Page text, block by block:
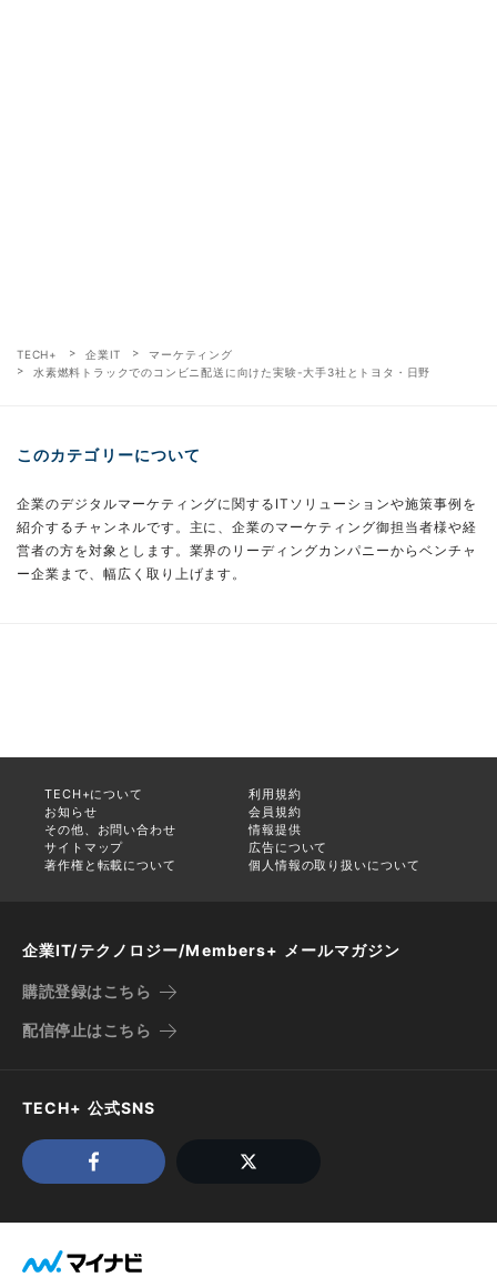
TECH+ 企業IT
マーケティング
水素燃料トラックでのコンビニ配送に向けた実験-大手3社とトヨタ・日野
このカテゴリーについて
企業のデジタルマーケティングに関するITソリューションや施策事例を
紹介するチャンネルです。主に、企業のマーケティング御担当者様や経
営者の方を対象とします。業界のリーディングカンパニーからベンチャ
ー企業まで、幅広く取り上げます。
TECH+について
利用規約
お知らせ
会員規約
その他、お問い合わせ
情報提供
サイトマップ
広告について
著作権と転載について
個人情報の取り扱いについて
企業IT/テクノロジー/Members+ メールマガジン
購読登録はこちら
配信停止はこちら
TECH+ 公式SNS